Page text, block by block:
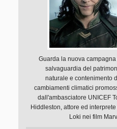
Guarda la nuova campagna
salvaguardia del
naturale e contenimento
cambiamenti climatici
dall'ambasciatore UNICEF
Hiddleston, attore ed interprete
Loki nei film